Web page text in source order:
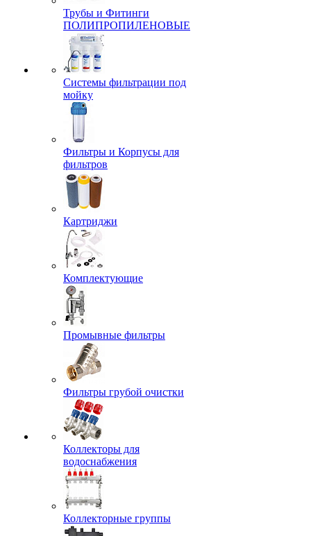
Трубы и Фитинги
ПОЛИПРОПИЛЕНОВЫЕ
Системы фильтрации под
мойку
Фильтры и Корпусы для
фильтров
Картриджи
Комплектующие
Промывные фильтры
Фильтры грубой очистки
Коллекторы для
водоснабжения
Коллекторные группы